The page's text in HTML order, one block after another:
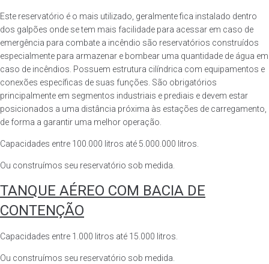
Este reservatório é o mais utilizado, geralmente fica instalado dentro
dos galpões onde se tem mais facilidade para acessar em caso de
emergência para combate a incêndio são reservatórios construídos
especialmente para armazenar e bombear uma quantidade de água em
caso de incêndios. Possuem estrutura cilíndrica com equipamentos e
conexões específicas de suas funções. São obrigatórios
principalmente em segmentos industriais e prediais e devem estar
posicionados a uma distância próxima às estações de carregamento,
de forma a garantir uma melhor operação.
Capacidades entre 100.000 litros até 5.000.000 litros.
Ou construímos seu reservatório sob medida.
TANQUE AÉREO COM BACIA DE
CONTENÇÃO
Capacidades entre 1.000 litros até 15.000 litros.
Ou construímos seu reservatório sob medida.